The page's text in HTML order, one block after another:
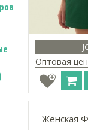
Оптовая
Женская